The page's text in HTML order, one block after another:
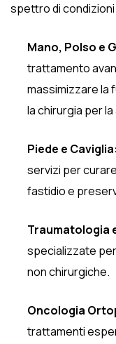
spettro di
Mano, Polso e
trattamento
massimizzare la
la chirurgia per
Piede e Caviglia:
servizi per
fastidio e
Traumatologia
specializzate
non chirurgiche.
Oncologia
trattamenti